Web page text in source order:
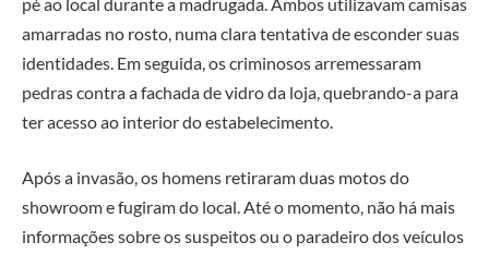
amarradas no rosto, numa clara tentativa de esconder suas
identidades. Em seguida, os criminosos arremessaram
pedras contra a fachada de vidro da loja, quebrando-a para
ter acesso ao interior do estabelecimento.
Após a invasão, os homens retiraram duas motos do
showroom e fugiram do local. Até o momento, não há mais
informações sobre os suspeitos ou o paradeiro dos veículos